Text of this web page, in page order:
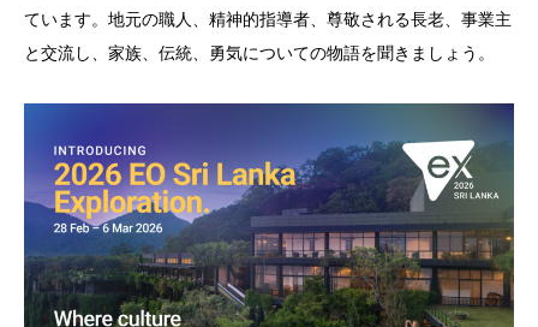
ています。地元の職人、精神的指導者、尊敬される長老、事業主
と交流し、家族、伝統、勇気についての物語を聞きましょう。